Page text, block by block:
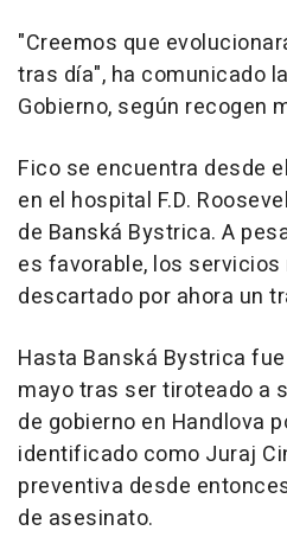
"Creemos que
tras día", ha comunicado
Gobierno, según recogen
Fico se encuentra desde
en el hospital F.D.
de Banská Bystrica. A
es favorable, los
descartado por ahora un
Hasta Banská Bystrica
mayo tras ser tiroteado a
de gobierno en Handlova
identificado como Juraj
preventiva desde
de asesinato.